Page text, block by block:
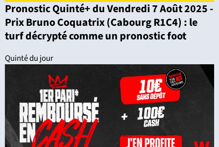
Pronostic Quinté+ du Vendredi 7 Août 2025 -
Prix Bruno Coquatrix (Cabourg R1C4) : le
turf décrypté comme un pronostic foot
Quinté du jour